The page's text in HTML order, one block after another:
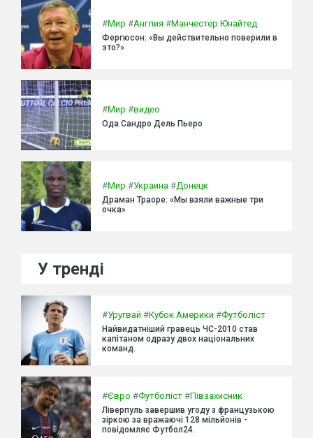
#Мир #Англия #Манчестер Юнайтед
Фергюсон: «Вы действительно поверили в
это?»
#Мир #видео
Ода Сандро Дель Пьеро
#Мир #Украина #Донецк
Драман Траоре: «Мы взяли важные три
очка»
У тренді
#Уругвай #Кубок Америки #Футболіст
Найвидатніший гравець ЧС-2010 став
капітаном одразу двох національних
команд.
#Євро #Футболіст #Півзахисник
Ліверпуль завершив угоду з французькою
зіркою за вражаючі 128 мільйонів -
повідомляє Футбол24.